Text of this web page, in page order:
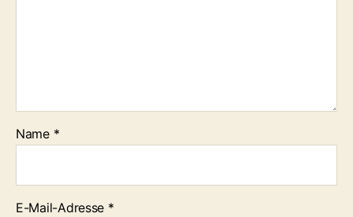
Name *
E-Mail-Adresse *